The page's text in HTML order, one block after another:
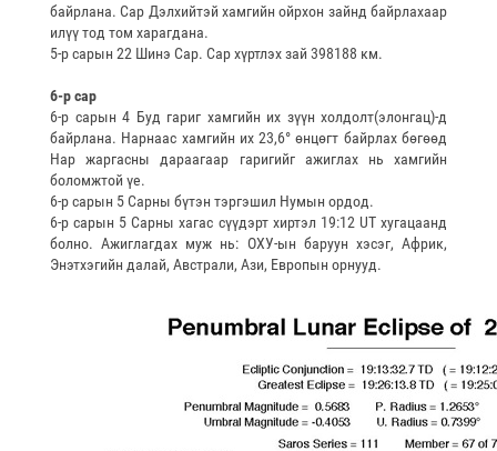
байрлана. Сар Дэлхийтэй хамгийн ойрхон зайнд байрлахаар
илүү тод том харагдана.
5-р сарын 22 Шинэ Сар. Сар хүртлэх зай 398188 км.
6-р сар
6-р сарын 4 Буд гариг хамгийн их зүүн холдолт(элонгац)-д
байрлана. Нарнаас хамгийн их 23,6° өнцөгт байрлах бөгөөд
Нар жаргасны дараагаар гаригийг ажиглах нь хамгийн
боломжтой үе.
6-р сарын 5 Сарны бүтэн тэргэшил Нумын ордод.
6-р сарын 5 Сарны хагас сүүдэрт хиртэл 19:12 UT хугацаанд
болно. Ажиглагдах муж нь: ОХУ-ын баруун хэсэг, Африк,
Энэтхэгийн далай, Австрали, Ази, Европын орнууд.